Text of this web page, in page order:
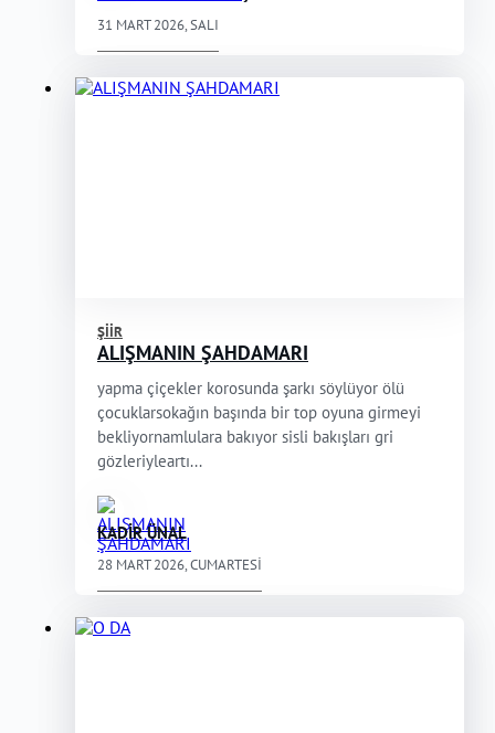
31 MART 2026, SALI
ŞIIR
ALIŞMANIN ŞAHDAMARI
yapma çiçekler korosunda şarkı söylüyor ölü
çocuklarsokağın başında bir top oyuna girmeyi
bekliyornamlulara bakıyor sisli bakışları gri
gözleriyleartı...
KADİR ÜNAL
28 MART 2026, CUMARTESI